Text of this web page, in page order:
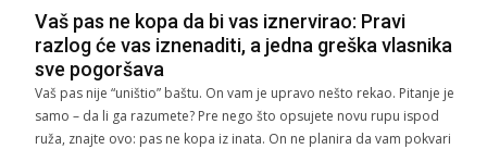
Vaš pas ne kopa da bi vas iznervirao: Pravi
razlog će vas iznenaditi, a jedna greška vlasnika
sve pogoršava
Vaš pas nije “uništio” baštu. On vam je upravo nešto rekao. Pitanje je
samo – da li ga razumete? Pre nego što opsujete novu rupu ispod
ruža, znajte ovo: pas ne kopa iz inata. On ne planira da vam pokvari